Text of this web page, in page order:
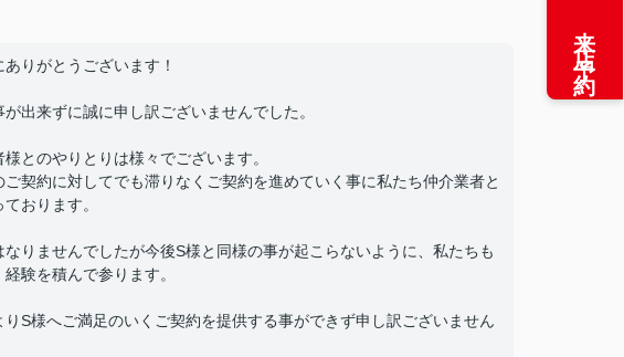
りがとうございます！
出来ずに誠に申し訳ございませんでした。
とのやりとりは様々でございます。
契約に対してでも滞りなくご契約を進めていく事に私たち仲介業者と
おります。
りませんでしたが今後S様と同様の事が起こらないように、私たちも
験を積んで参ります。
S様へご満足のいくご契約を提供する事ができず申し訳ございません
来店予約